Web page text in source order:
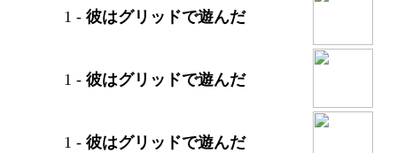
1 - 彼はグリッドで遊んだ
1 - 彼はグリッドで遊んだ
1 - 彼はグリッドで遊んだ